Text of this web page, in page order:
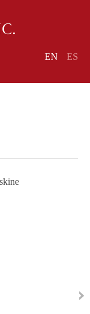
EN ES